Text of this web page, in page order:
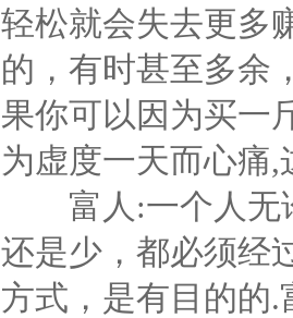
轻松就会失去更多
的，有时甚至多余
果你可以因为买一
为虚度一天而心痛
富人:一个人无
还是少，都必须经
方式，是有目的的